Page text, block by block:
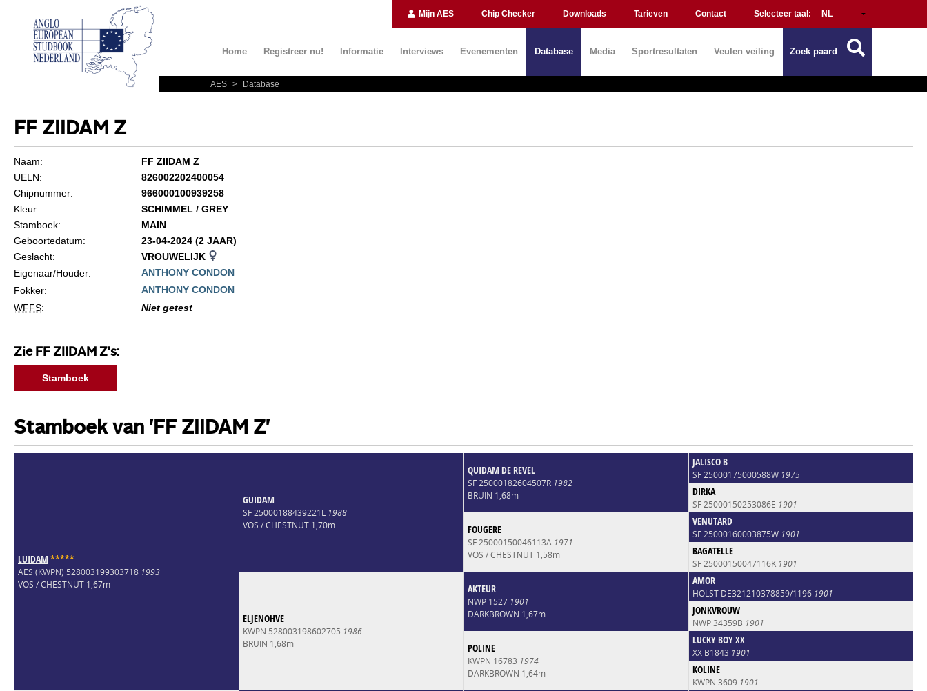
Mijn AES Chip Checker Downloads Tarieven Contact Selecteer taal:
Home Registreer nu! Informatie Interviews Evenementen Database Media Sportresultaten Veulen veiling Zoek paard
AES > Database
FF ZIIDAM Z
Naam:
FF ZIIDAM Z
UELN:
826002202400054
Chipnummer:
966000100939258
Kleur:
SCHIMMEL / GREY
Stamboek:
MAIN
Geboortedatum:
23-04-2024 (2 JAAR)
Geslacht:
VROUWELIJK
Eigenaar/Houder:
ANTHONY CONDON
Fokker:
ANTHONY CONDON
WFFS: Niet getest
Zie FF ZIIDAM Z's:
Stamboek
Stamboek van 'FF ZIIDAM Z'
LUIDAM *****
AES (KWPN) 528003199303718 1993
VOS / CHESTNUT 1,67m
GUIDAM
SF 25000188439221L 1988
VOS / CHESTNUT 1,70m
QUIDAM DE REVEL
SF 25000182604507R 1982
BRUIN 1,68m
JALISCO B
SF 25000175000588W 1975
DIRKA
SF 25000150253086E 1901
FOUGERE
SF 25000150046113A 1971
VOS / CHESTNUT 1,58m
VENUTARD
SF 25000160003875W 1901
BAGATELLE
SF 25000150047116K 1901
ELJENOHVE
KWPN 528003198602705 1986
BRUIN 1,68m
AKTEUR
NWP 1527 1901
DARKBROWN 1,67m
AMOR
HOLST DE321210378859/1196 1901
JONKVROUW
NWP 34359B 1901
POLINE
KWPN 16783 1974
DARKBROWN 1,64m
LUCKY BOY XX
XX B1843 1901
KOLINE
KWPN 3609 1901